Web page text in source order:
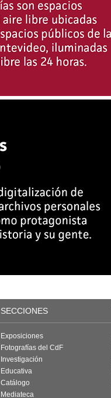
SECCIONES
Exposiciones
Fotografías del CdF
Investigación
Educativa
Catálogo
Mediateca